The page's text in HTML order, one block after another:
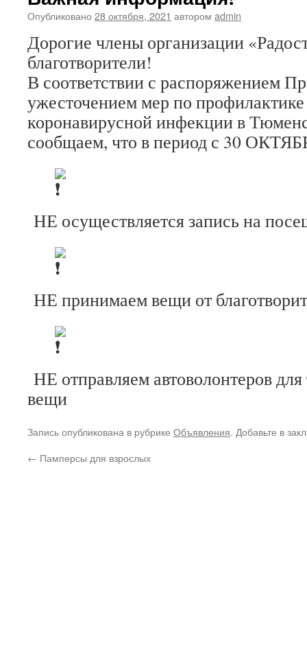
Опубликовано 28 октября, 2021 автором admin
Дорогие члены организации
благотворители!
В соответствии с распоряжением
ужесточением мер по
коронавирусной инфекции в
сообщаем, что в период с 30
НЕ осуществляется запись на
НЕ принимаем вещи от
НЕ отправляем автоволонтеров
вещи
Запись опубликована в рубрике Объявления. Добавьте в
← Памперсы для взрослых